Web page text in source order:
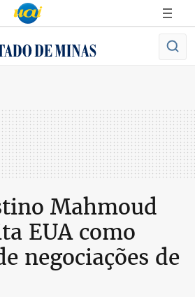
Mahmoud
EUA como
negociações de